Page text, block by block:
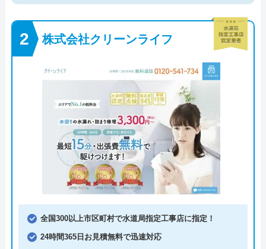
株式会社クリーンライフ
全国300以上市区町村で水道局指定工事店に指定！
24時間365日お見積無料で迅速対応